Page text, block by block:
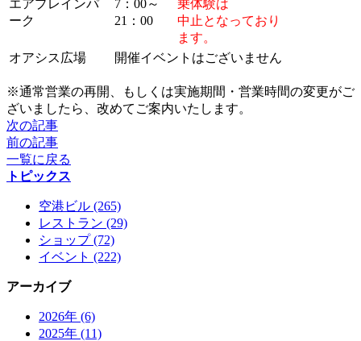
エアプレインパ
ーク
7：00～
21：00
乗体験は
中止となっており
ます。
オアシス広場
開催イベントはございません
※通常営業の再開、もしくは実施期間・営業時間の変更がご
ざいましたら、改めてご案内いたします。
次の記事
前の記事
一覧に戻る
トピックス
空港ビル (265)
レストラン (29)
ショップ (72)
イベント (222)
アーカイブ
2026年 (6)
2025年 (11)